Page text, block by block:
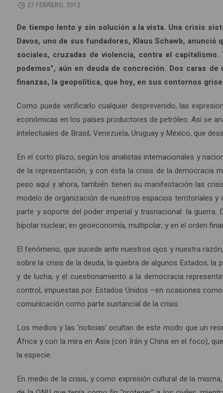
27 FEBRERO, 2012
De tiempo lento y sin solución a la vista. Una crisis
Davos, uno de sus fundadores, Klaus Schawb,
sociales, cruzadas de violencia, contra el
podemos”, aún en deuda de concreción. Dos caras
finanzas, la geopolítica, que hoy, en sus contornos
Como puede verificarlo cualquier desprevenido, las
económicas en los países productores de petróleo. Así se
intelectuales de Brasil, Venezuela, Uruguay y México, que
En el corto plazo, según los analistas internacionales y
de la representación, y con ésta la crisis de la democracia
peso aquí y ahora, también tienen su manifestación las
modelo de organización de nuestros espacios territoriales
parte y soporte del poder imperial y trasnacional: la
bipolar nuclear; en geoeconomía, multipolar; y en el orden
El fenómeno, que sucede ante nuestros ojos y nuestra
sobre la crisis de la deuda, la quiebra de algunos Estados;
y de lucha; y el cuestionamiento a la democracia
control, impuestas por Estados Unidos –en ocasiones
comunicación como parte sustancial de la crisis.
Los medios y las ‘noticias’ ocultan de este modo que un
África y con la mira en Asia (con Irán y China en el foco),
la especie.
En medio de la crisis, y como expresión cultural de la